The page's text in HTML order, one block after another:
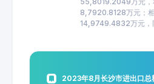
8,7920.8128万元；
14,9749.4832万元，
2023年8月长沙市进出口总